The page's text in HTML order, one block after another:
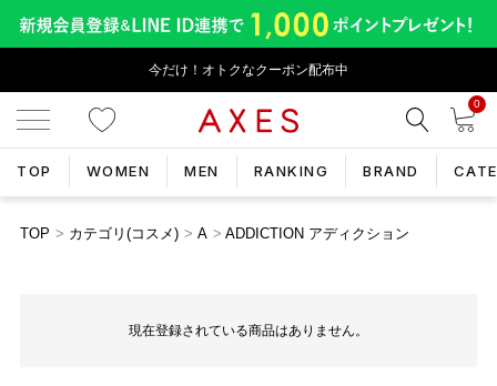
今だけ！オトクなクーポン配布中
0
TOP WOMEN MEN RANKING BRAND
TOP カテゴリ(コスメ) A ADDICTION アディクション
現在登録されている商品はありません。